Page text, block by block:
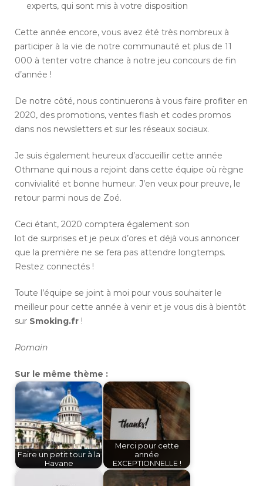
experts, qui sont mis à votre disposition
Cette année encore, vous avez été très nombreux à
participer à la vie de notre communauté et plus de 11
000 à tenter votre chance à notre jeu concours de fin
d’année !
De notre côté, nous continuerons à vous faire profiter en
2020, des promotions, ventes flash et codes promos
dans nos newsletters et sur les réseaux sociaux.
Je suis également heureux d’accueillir cette année
Othmane qui nous a rejoint dans cette équipe où règne
convivialité et bonne humeur. J’en veux pour preuve, le
retour parmi nous de Zoé.
Ceci étant, 2020 comptera également son
lot de surprises et je peux d’ores et déjà vous annoncer
que la première ne se fera pas attendre longtemps.
Restez connectés !
Toute l’équipe se joint à moi pour vous souhaiter le
meilleur pour cette année à venir et je vous dis à bientôt
sur Smoking.fr !
Romain
Sur le même thème :
Faire un petit tour à la
Havane
Merci pour cette
année
EXCEPTIONNELLE !